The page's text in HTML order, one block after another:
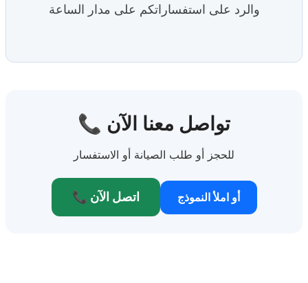
والرد على استفساراتكم على مدار الساعة
📞 تواصل معنا الآن
للحجز أو طلب الصيانة أو الاستفسار
📞 اتصل الآن أو املأ النموذج